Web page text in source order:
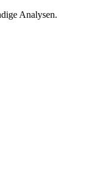
Analysen.